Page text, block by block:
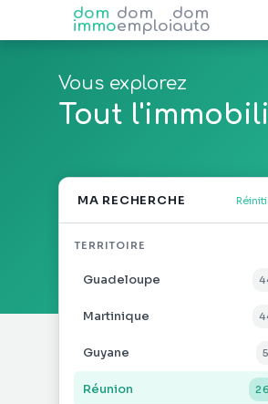
dom
immo
dom
emploi
dom
auto
Vous explorez
Tout
MA RECHERCHE
TERRITOIRE
Guadeloupe 4
Martinique 4
Guyane
Réunion 2